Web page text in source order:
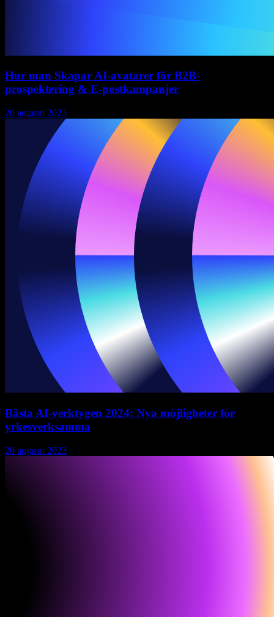
Hur man Skapar AI-avatarer för B2B-
prospektering & E-postkampanjer
20 augusti 2023
Bästa AI-verktygen 2024: Nya möjligheter för
yrkesverksamma
20 augusti 2023